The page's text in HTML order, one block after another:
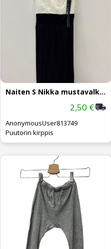
Naiten S Nikka mustavalk mekko ruusulla
2,50 €
AnonymousUser813749
Puutorin kirppis